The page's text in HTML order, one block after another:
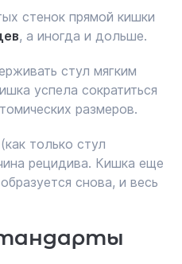
стенок прямой кишки
, а иногда и дольше.
стул мягким
успела сократиться
размеров.
только стул
рецидива. Кишка еще
снова, и весь